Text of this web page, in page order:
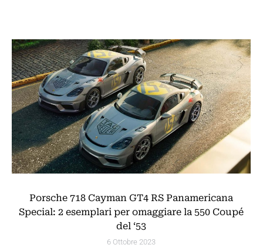
Porsche 718 Cayman GT4 RS Panamericana
Special: 2 esemplari per omaggiare la 550 Coupé
del ‘53
6 Ottobre 2023